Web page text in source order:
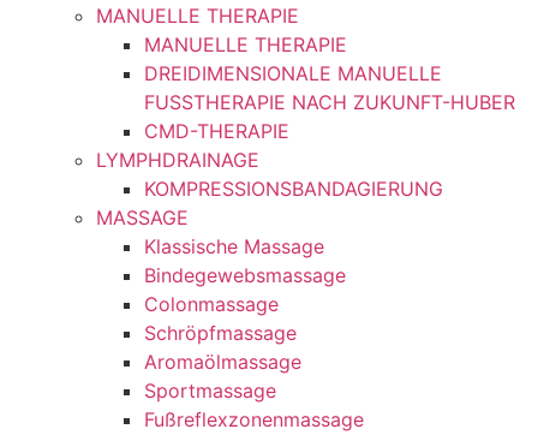
MANUELLE THERAPIE
MANUELLE THERAPIE
DREIDIMENSIONALE MANUELLE
FUSSTHERAPIE NACH ZUKUNFT-HUBER
CMD-THERAPIE
LYMPHDRAINAGE
KOMPRESSIONSBANDAGIERUNG
MASSAGE
Klassische Massage
Bindegewebsmassage
Colonmassage
Schröpfmassage
Aromaölmassage
Sportmassage
Fußreflexzonenmassage